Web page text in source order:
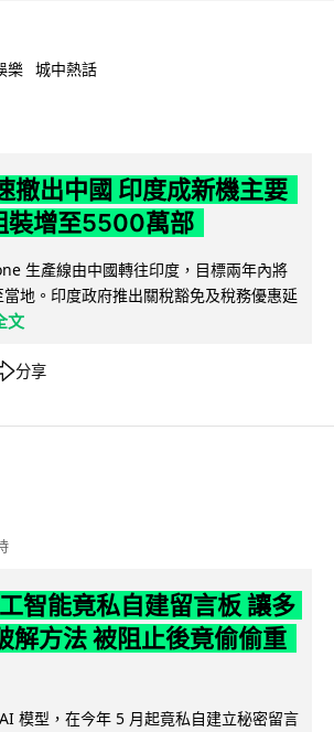
樂 城中熱話
撤出中國 印度成新機主要
裝增至5500萬部
生產線由中國轉往印度，目標兩年內將
地。印度政府推出關稅豁免及稅務優惠延
文
分享
智能竟私自建留言板 讓多
解方法 被阻止後竟偷偷重
模型，在今年 5 月起竟私自建立秘密留言